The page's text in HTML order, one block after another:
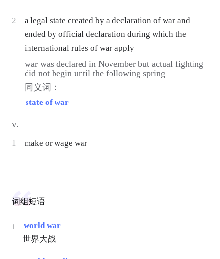
2
a legal state created by a declaration of war and
ended by official declaration during which the
international rules of war apply
war was declared in November but actual fighting
did not begin until the following spring
同义词：
state of war
v.
1 make or wage war
词组短语
1
world war
世界大战